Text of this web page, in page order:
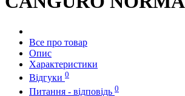
Все про товар
Опис
Характеристики
Відгуки 0
Питання - відповідь 0